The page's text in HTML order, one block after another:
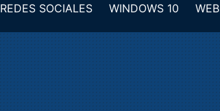
REDES SOCIALES WINDOWS 10 WEB